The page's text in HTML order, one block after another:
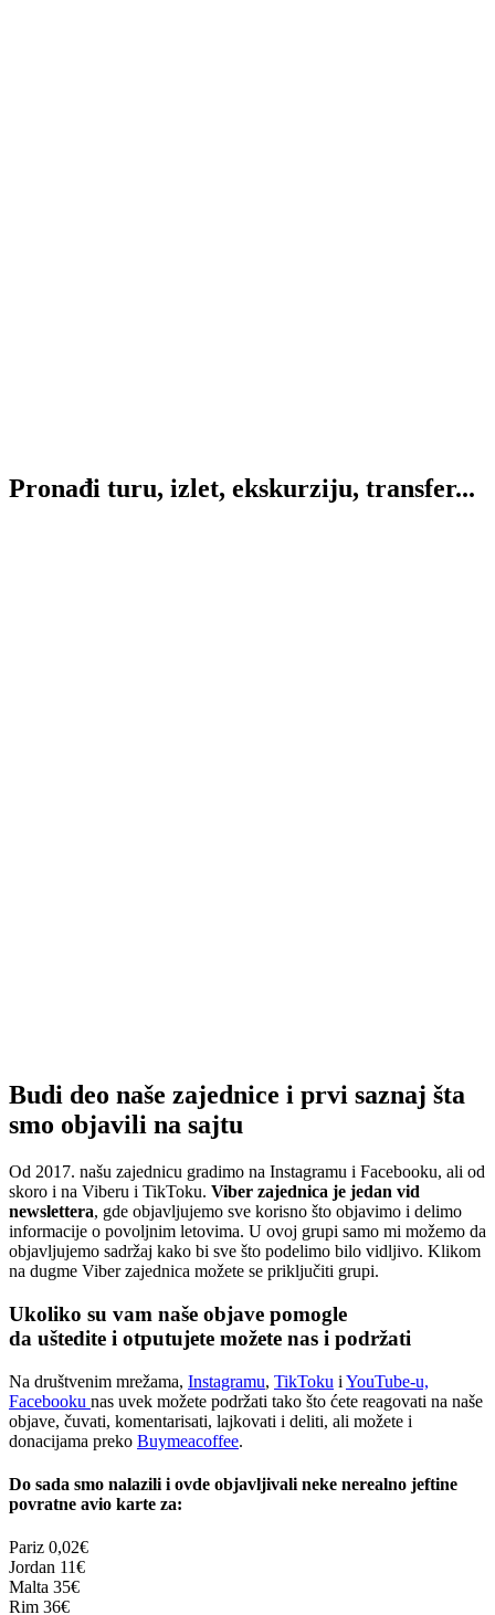
Pronađi turu, izlet, ekskurziju, transfer...
Budi deo naše zajednice i prvi saznaj šta
smo objavili na sajtu
Od 2017. našu zajednicu gradimo na Instagramu i Facebooku, ali od
skoro i na Viberu i TikToku. Viber zajednica je jedan vid
newslettera, gde objavljujemo sve korisno što objavimo i delimo
informacije o povoljnim letovima. U ovoj grupi samo mi možemo da
objavljujemo sadržaj kako bi sve što podelimo bilo vidljivo. Klikom
na dugme Viber zajednica možete se priključiti grupi.
Ukoliko su vam naše objave pomogle
da uštedite i otputujete možete nas i podržati
Na društvenim mrežama, Instagramu, TikToku i YouTube-u,
Facebooku nas uvek možete podržati tako što ćete reagovati na naše
objave, čuvati, komentarisati, lajkovati i deliti, ali možete i
donacijama preko Buymeacoffee.
Do sada smo nalazili i ovde objavljivali neke nerealno jeftine
povratne avio karte za:
Pariz 0,02€
Jordan 11€
Malta 35€
Rim 36€